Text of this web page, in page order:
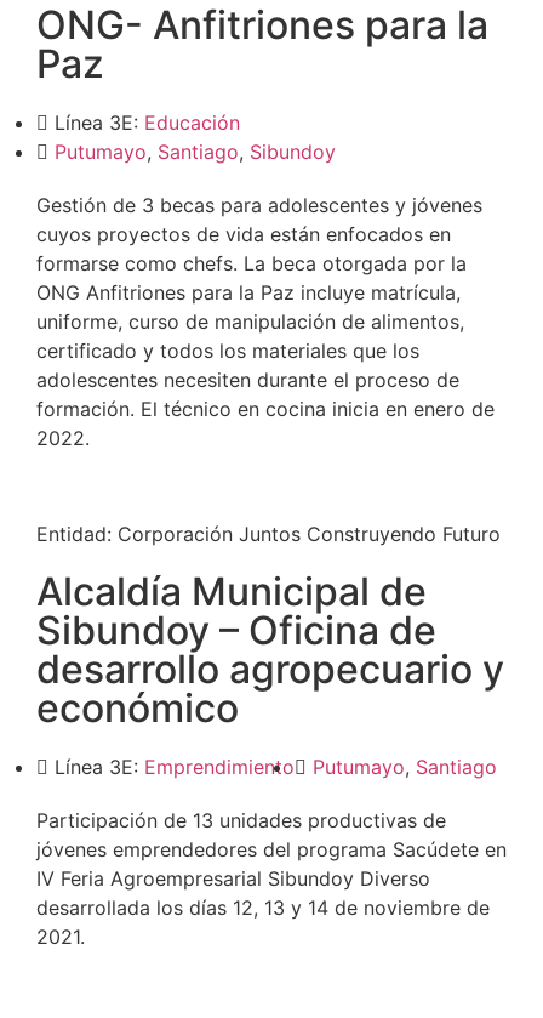
ONG- Anfitriones para la
Paz
Línea 3E: Educación
Putumayo, Santiago, Sibundoy
Gestión de 3 becas para adolescentes y jóvenes
cuyos proyectos de vida están enfocados en
formarse como chefs. La beca otorgada por la
ONG Anfitriones para la Paz incluye matrícula,
uniforme, curso de manipulación de alimentos,
certificado y todos los materiales que los
adolescentes necesiten durante el proceso de
formación. El técnico en cocina inicia en enero de
2022.
Entidad: Corporación Juntos Construyendo Futuro
Alcaldía Municipal de
Sibundoy – Oficina de
desarrollo agropecuario y
económico
Línea 3E: Emprendimiento Putumayo, Santiago
Participación de 13 unidades productivas de
jóvenes emprendedores del programa Sacúdete en
IV Feria Agroempresarial Sibundoy Diverso
desarrollada los días 12, 13 y 14 de noviembre de
2021.